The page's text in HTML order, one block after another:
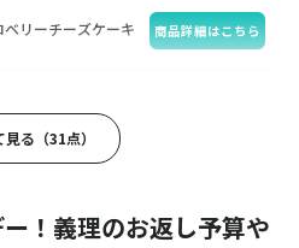
ベリーチーズケーキ
商品詳細はこちら
個入
見る（31点）
！義理のお返し予算や